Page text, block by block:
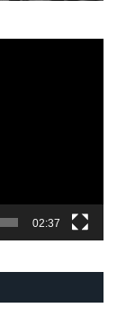
02:37